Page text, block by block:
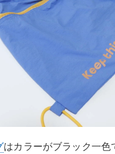
はカラーがブラック一